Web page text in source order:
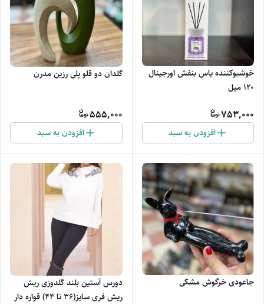
خوشبوکننده یاس بنفش اورجینال
120 میل
753,000
افزودن به سبد
گلدان دو قلو پلی رزین مدرن
555,000
افزودن به سبد
جاعودی خرگوش مشکی
دورس آستین بلند گلدوزی ریش
ریش فری سایز(36 تا 44) قواره دار